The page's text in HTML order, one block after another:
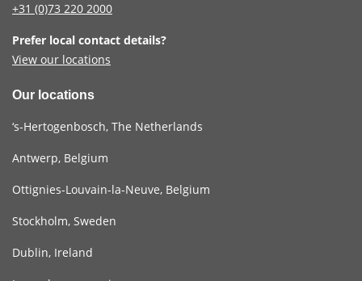
+31 (0)73 220 2000
Prefer local contact details?
View our locations
Our locations
‘s-Hertogenbosch, The Netherlands
Antwerp, Belgium
Ottignies-Louvain-la-Neuve, Belgium
Stockholm, Sweden
Dublin, Ireland